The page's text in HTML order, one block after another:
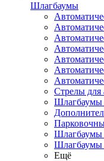
Шлагбаумы
Стрелы для
Шлагбаумы
Шлагбаумы
Шлагбаумы
Ещё